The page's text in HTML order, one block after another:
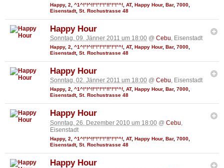
Happy, 2 ^1^!°!^!!°!°!°!°!!°!°!°^! AT, Happy Hour, Bar, 7000
Eisenstadt, St. Rochustrasse 48
Happy Hour
Sonntag, 09. Jänner 2011 um 18:00 @ Cebu, Eisenstadt
Happy, 2 ^1^!°!^!!°!°!°!°!!°!°!°^! AT, Happy Hour, Bar, 7000
Eisenstadt, St. Rochustrasse 48
Happy Hour
Sonntag, 02. Jänner 2011 um 18:00 @ Cebu, Eisenstadt
Happy, 2, ^1^!°!^!!°!°!°!°!!°!°!°^!, AT, Happy Hour, Bar, 7000,
Eisenstadt, St. Rochustrasse 48
Happy Hour
Sonntag, 26. Dezember 2010 um 18:00 @ Cebu
Eisenstadt
Happy, 2 ^1^!°!^!!°!°!°!°!!°!°!°^! AT, Happy Hour, Bar, 7000
Eisenstadt, St. Rochustrasse 48
Happy Hour